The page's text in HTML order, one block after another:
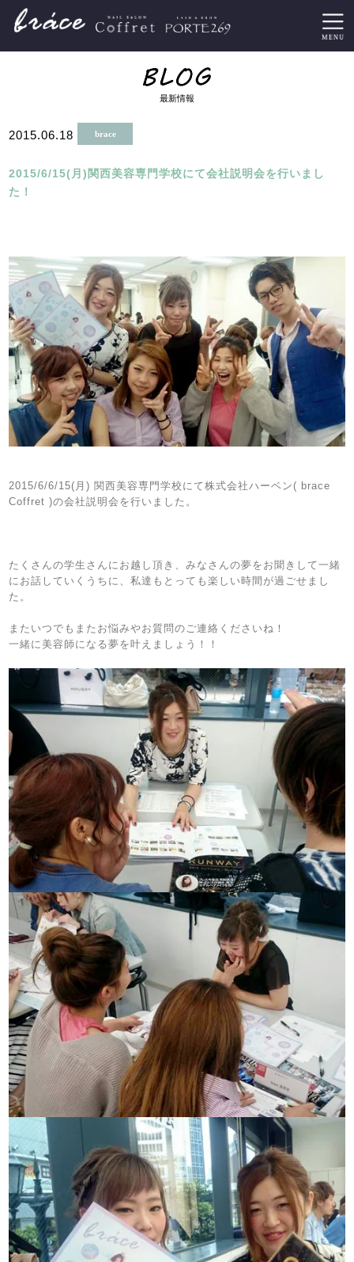
最新情報
2015.06.18 brace
2015/6/15(月)関西美容専門学校にて会社説明会を行いまし
た！
2015/6/6/15(月) 関西美容専門学校にて株式会社ハーベン( brace
Coffret )の会社説明会を行いました。
たくさんの学生さんにお越し頂き、みなさんの夢をお聞きして一緒
にお話していくうちに、私達もとっても楽しい時間が過ごせまし
た。
またいつでもまたお悩みやお質問のご連絡くださいね！
一緒に美容師になる夢を叶えましょう！！